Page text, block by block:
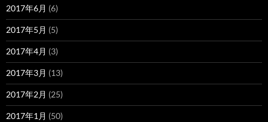
2017年6月 (6)
2017年5月 (5)
2017年4月 (3)
2017年3月 (13)
2017年2月 (25)
2017年1月 (50)